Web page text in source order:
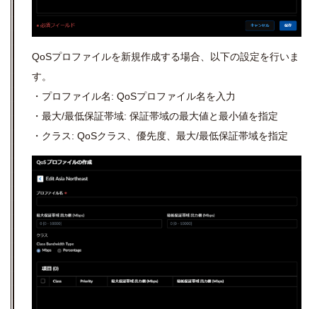
QoSプロファイルを新規作成する場合、以下の設定を行いま
す。
・プロファイル名: QoSプロファイル名を入力
・最大/最低保証帯域: 保証帯域の最大値と最小値を指定
・クラス: QoSクラス、優先度、最大/最低保証帯域を指定